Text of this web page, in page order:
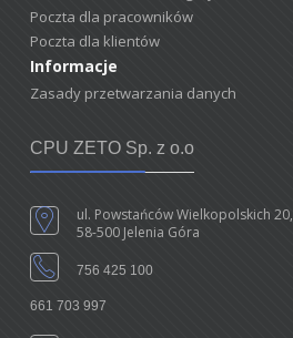
Poczta dla pracowników
Poczta dla klientów
Informacje
Zasady przetwarzania danych
CPU ZETO Sp. z o.o
ul. Powstańców Wielkopolskich 20,
58-500 Jelenia Góra
756 425 100
661 703 997